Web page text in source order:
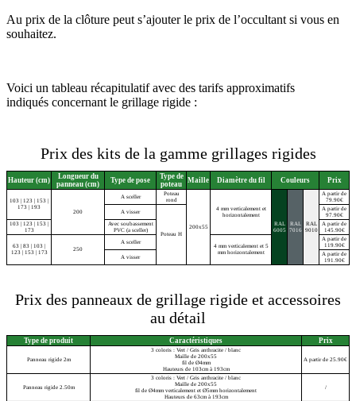
Au prix de la clôture peut s’ajouter le prix de l’occultant si vous en
souhaitez.
Voici un tableau récapitulatif avec des tarifs approximatifs
indiqués concernant le grillage rigide :
Prix des kits de la gamme grillages rigides
Hauteur (cm)
Longueur du
panneau (cm)
Type de pose
Type de
poteau
Maille Diamètre du fil Couleurs Prix
103 | 123 | 153 |
173 | 193
200
A sceller
Poteau
rond
200x55
4 mm verticalement et
horizontalement
RAL
6005
RAL
7016
RAL
9010
A partir de
79.90€
A visser
Poteau H
A partir de
97.90€
103 | 123 | 153 |
173
Avec soubassement
PVC (a sceller)
A partir de
145.90€
63 | 83 | 103 |
123 | 153 | 173
250
A sceller
4 mm verticalement et 5
mm horizontalement
A partir de
119.90€
A visser
A partir de
191.90€
Prix des panneaux de grillage rigide et accessoires
au détail
Type de produit Caractéristiques Prix
Panneau rigide 2m
3 coloris : Vert / Gris anthracite / blanc
Maille de 200x55
fil de Ø4mm
Hauteurs de 103cm à 193cm
A partir de 25.90€
Panneau rigide 2.50m
3 coloris : Vert / Gris anthracite / blanc
Maille de 200x55
fil de Ø4mm verticalement et Ø5mm horizontalement
Hauteurs de 63cm à 193cm
/